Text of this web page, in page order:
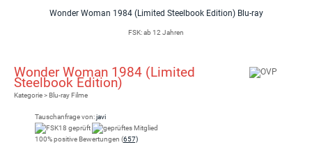
Wonder Woman 1984 (Limited Steelbook Edition) Blu-ray
FSK: ab 12 Jahren
Wonder Woman 1984 (Limited
Steelbook Edition)
Kategorie > Blu-ray Filme
Tauschanfrage von:javi
100% positive Bewertungen (657)